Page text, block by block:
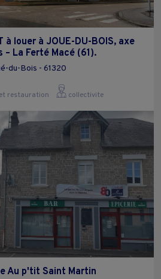
à louer à JOUE-DU-BOIS, axe
– La Ferté Macé (61).
du-Bois - 61320
restauration collectivite
Au p'tit Saint Martin